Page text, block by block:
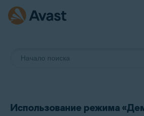
Использование режима